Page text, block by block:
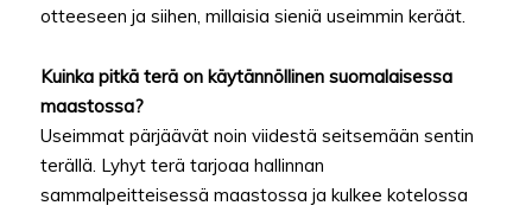
otteeseen ja siihen, millaisia sieniä useimmin keräät.
Kuinka pitkä terä on käytännöllinen suomalaisessa
maastossa?
Useimmat pärjäävät noin viidestä seitsemään sentin
terällä. Lyhyt terä tarjoaa hallinnan
sammalpeitteisessä maastossa ja kulkee kotelossa